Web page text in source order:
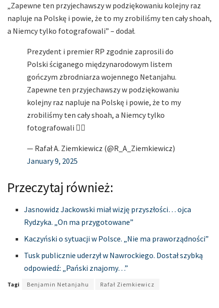
„Zapewne ten przyjechawszy w podziękowaniu kolejny raz
napluje na Polskę i powie, że to my zrobiliśmy ten cały shoah,
a Niemcy tylko fotografowali” – dodał.
Prezydent i premier RP zgodnie zaprosili do
Polski ściganego międzynarodowym listem
gończym zbrodniarza wojennego Netanjahu.
Zapewne ten przyjechawszy w podziękowaniu
kolejny raz napluje na Polskę i powie, że to my
zrobiliśmy ten cały shoah, a Niemcy tylko
fotografowali 🤦‍♂️
— Rafał A. Ziemkiewicz (@R_A_Ziemkiewicz)
January 9, 2025
Przeczytaj również:
Jasnowidz Jackowski miał wizję przyszłości… ojca
Rydzyka. „On ma przygotowane”
Kaczyński o sytuacji w Polsce. „Nie ma praworządności”
Tusk publicznie uderzył w Nawrockiego. Dostał szybką
odpowiedź: „Pański znajomy…”
Tagi Benjamin Netanjahu Rafał Ziemkiewicz